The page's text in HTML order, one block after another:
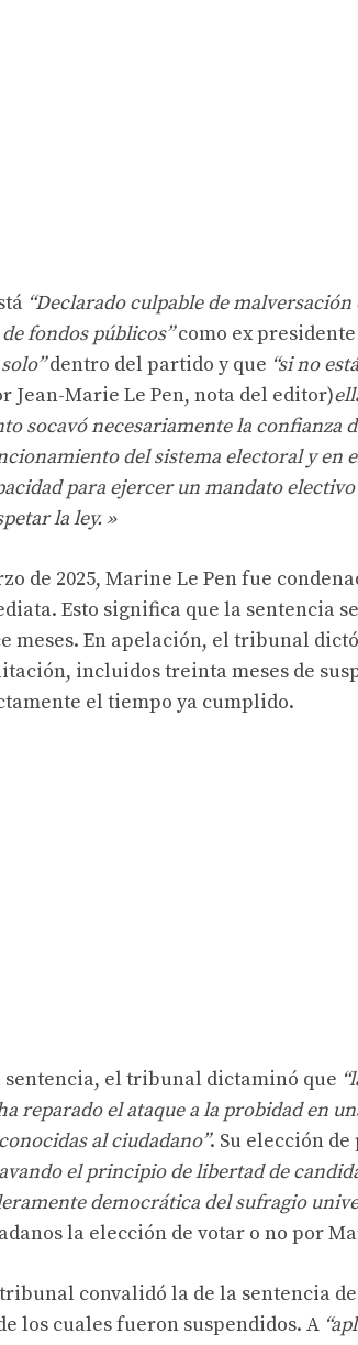
“Declarado culpable de
fondos públicos”como ex
dentro del partido y que “si no
Jean-Marie Le Pen, nota del editor)
socavó necesariamente la confianza
del sistema electoral y en
para ejercer un mandato
la ley. »
de 2025, Marine Le Pen fue
Esto significa que la sentencia
meses. En apelación, el tribunal
incluidos treinta meses de
el tiempo ya cumplido.
sentencia, el tribunal dictaminó que
reparado el ataque a la probidad en
al ciudadano”. Su elección
el principio de libertad de
democrática del sufragio
la elección de votar o no por
convalidó la de la sentencia
los cuales fueron suspendidos. A